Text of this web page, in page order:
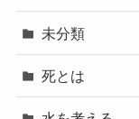
未分類
死とは